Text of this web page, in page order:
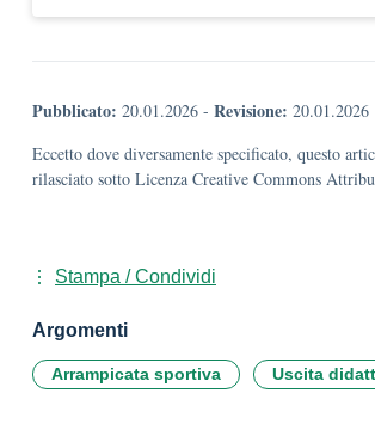
Pubblicato: 20.01.2026 - Revisione: 20.01.2026
Eccetto dove diversamente specificato, questo
rilasciato sotto Licenza Creative Commons
Stampa / Condividi
Argomenti
Arrampicata sportiva Uscita